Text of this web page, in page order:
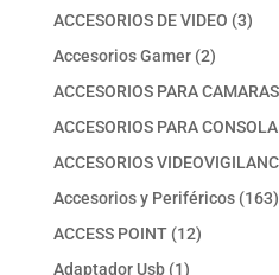
ACCESORIOS DE VIDEO 33
Accesorios Gamer 22
ACCESORIOS PARA
ACCESORIOS PARA CONSOLA
ACCESORIOS
Accesorios y Periféricos 163
ACCESS POINT 1212
Adaptador Usb 11